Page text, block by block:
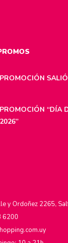
PROMOCIÓN
PROMOCIÓN “DÍA
2026”
y Ordoñez 2265,
6200